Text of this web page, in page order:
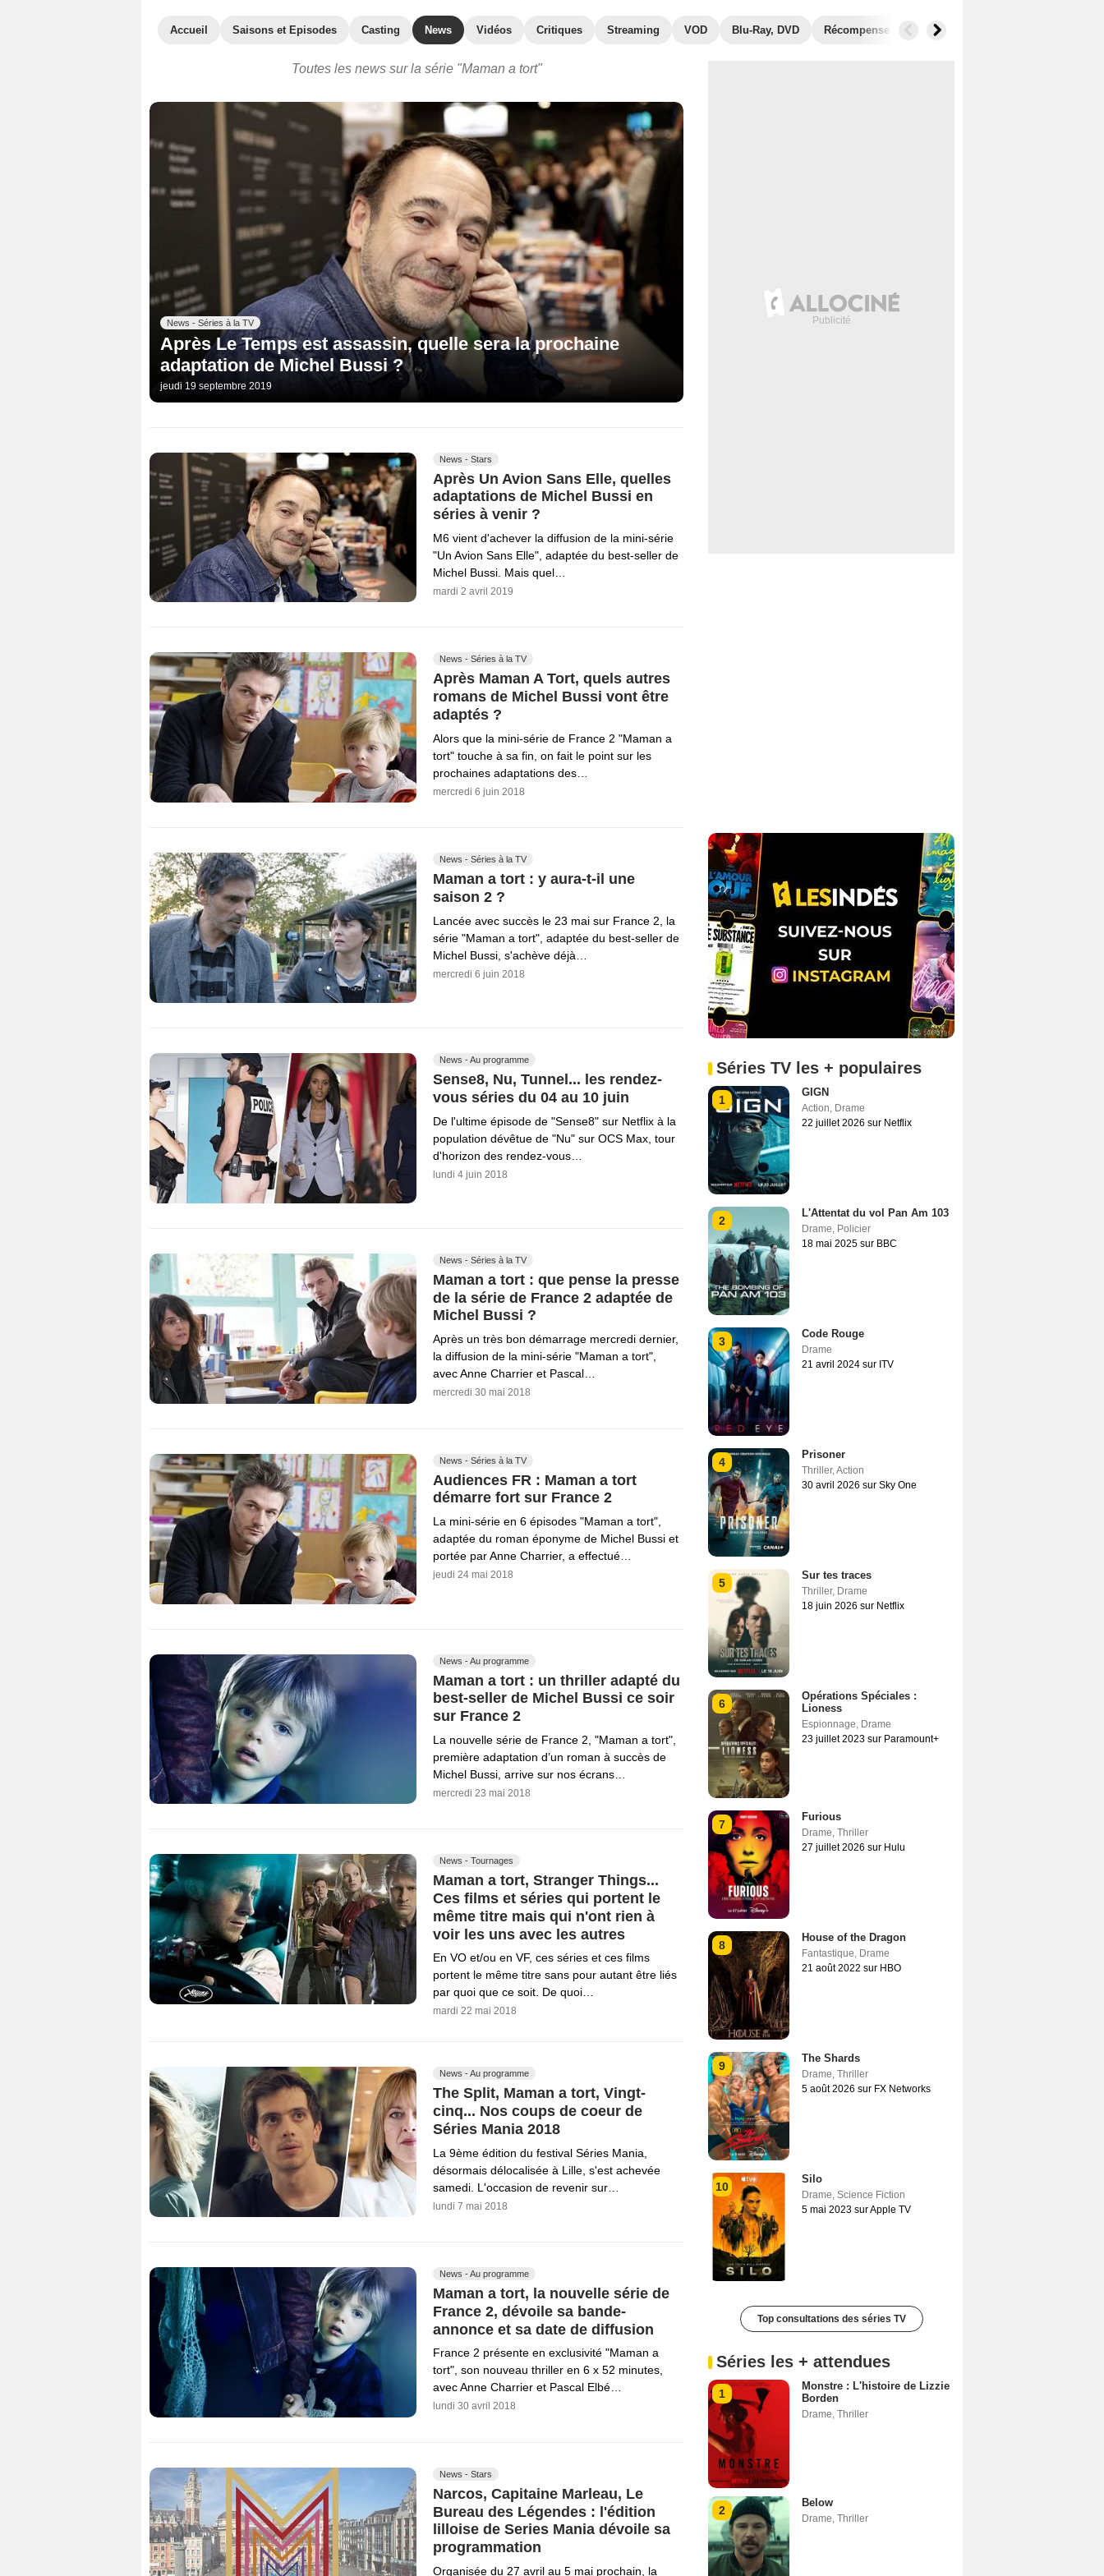
Accueil Saisons et Episodes Casting News Vidéos Critiques Streaming VOD Blu-Ray, DVD Récompenses Photos
Toutes les news sur la série "Maman a tort"
News - Séries à la TV
Après Le Temps est assassin, quelle sera la prochaine
adaptation de Michel Bussi ?
jeudi 19 septembre 2019
News - Stars
Après Un Avion Sans Elle, quelles
adaptations de Michel Bussi en
séries à venir ?
M6 vient d'achever la diffusion de la mini-série
"Un Avion Sans Elle", adaptée du best-seller de
Michel Bussi. Mais quel…
mardi 2 avril 2019
News - Séries à la TV
Après Maman A Tort, quels autres
romans de Michel Bussi vont être
adaptés ?
Alors que la mini-série de France 2 "Maman a
tort" touche à sa fin, on fait le point sur les
prochaines adaptations des…
mercredi 6 juin 2018
News - Séries à la TV
Maman a tort : y aura-t-il une
saison 2 ?
Lancée avec succès le 23 mai sur France 2, la
série "Maman a tort", adaptée du best-seller de
Michel Bussi, s'achève déjà…
mercredi 6 juin 2018
News - Au programme
Sense8, Nu, Tunnel... les rendez-
vous séries du 04 au 10 juin
De l'ultime épisode de "Sense8" sur Netflix à la
population dévêtue de "Nu" sur OCS Max, tour
d'horizon des rendez-vous…
lundi 4 juin 2018
News - Séries à la TV
Maman a tort : que pense la presse
de la série de France 2 adaptée de
Michel Bussi ?
Après un très bon démarrage mercredi dernier,
la diffusion de la mini-série "Maman a tort",
avec Anne Charrier et Pascal…
mercredi 30 mai 2018
News - Séries à la TV
Audiences FR : Maman a tort
démarre fort sur France 2
La mini-série en 6 épisodes "Maman a tort",
adaptée du roman éponyme de Michel Bussi et
portée par Anne Charrier, a effectué…
jeudi 24 mai 2018
News - Au programme
Maman a tort : un thriller adapté du
best-seller de Michel Bussi ce soir
sur France 2
La nouvelle série de France 2, "Maman a tort",
première adaptation d’un roman à succès de
Michel Bussi, arrive sur nos écrans…
mercredi 23 mai 2018
News - Tournages
Maman a tort, Stranger Things...
Ces films et séries qui portent le
même titre mais qui n'ont rien à
voir les uns avec les autres
En VO et/ou en VF, ces séries et ces films
portent le même titre sans pour autant être liés
par quoi que ce soit. De quoi…
mardi 22 mai 2018
News - Au programme
The Split, Maman a tort, Vingt-
cinq... Nos coups de coeur de
Séries Mania 2018
La 9ème édition du festival Séries Mania,
désormais délocalisée à Lille, s'est achevée
samedi. L'occasion de revenir sur…
lundi 7 mai 2018
News - Au programme
Maman a tort, la nouvelle série de
France 2, dévoile sa bande-
annonce et sa date de diffusion
France 2 présente en exclusivité "Maman a
tort", son nouveau thriller en 6 x 52 minutes,
avec Anne Charrier et Pascal Elbé…
lundi 30 avril 2018
News - Stars
Narcos, Capitaine Marleau, Le
Bureau des Légendes : l'édition
lilloise de Series Mania dévoile sa
programmation
Organisée du 27 avril au 5 mai prochain, la
Séries TV les + populaires
1
GIGN
Action, Drame
22 juillet 2026 sur Netflix
2
L'Attentat du vol Pan Am 103
Drame, Policier
18 mai 2025 sur BBC
3
Code Rouge
Drame
21 avril 2024 sur ITV
4
Prisoner
Thriller,Action
30 avril 2026 sur Sky One
5
Sur tes traces
Thriller, Drame
18 juin 2026 sur Netflix
6
Opérations Spéciales :
Lioness
Espionnage, Drame
23 juillet 2023 sur Paramount+
7
Furious
Drame, Thriller
27 juillet 2026 sur Hulu
8
House of the Dragon
Fantastique, Drame
21 août 2022 sur HBO
9
The Shards
Drame, Thriller
5 août 2026 sur FX Networks
10
Silo
Drame, Science Fiction
5 mai 2023 sur Apple TV
Top consultations des séries TV
Séries les + attendues
1
Monstre : L'histoire de Lizzie
Borden
Drame, Thriller
2
Below
Drame, Thriller